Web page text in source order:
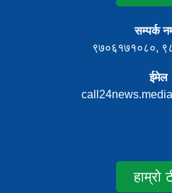
सम्पर्क
९७०६१७१०८०,
ईमेल
हाम्रो